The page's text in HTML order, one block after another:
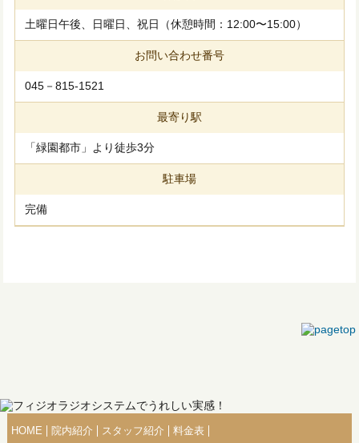
土曜日午後、日曜日、祝日（休憩時間：12:00〜15:00）
お問い合わせ番号
045－815-1521
最寄り駅
「緑園都市」より徒歩3分
駐車場
完備
HOME 院内紹介 スタッフ紹介 料金表